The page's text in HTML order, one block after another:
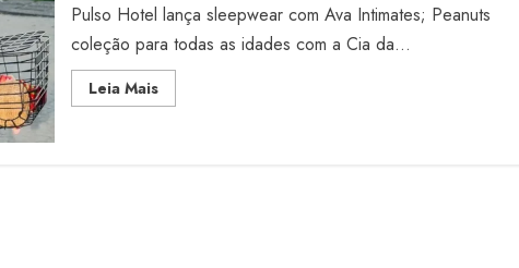
Pulso Hotel lança sleepwear com Ava Intimates; Peanuts
coleção para todas as idades com a Cia da...
Leia MaisRead
more